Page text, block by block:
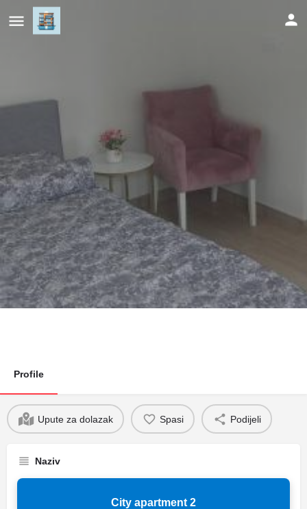
City apartment 2
Profile
Upute za dolazak Spasi Podijeli
Naziv
City apartment 2